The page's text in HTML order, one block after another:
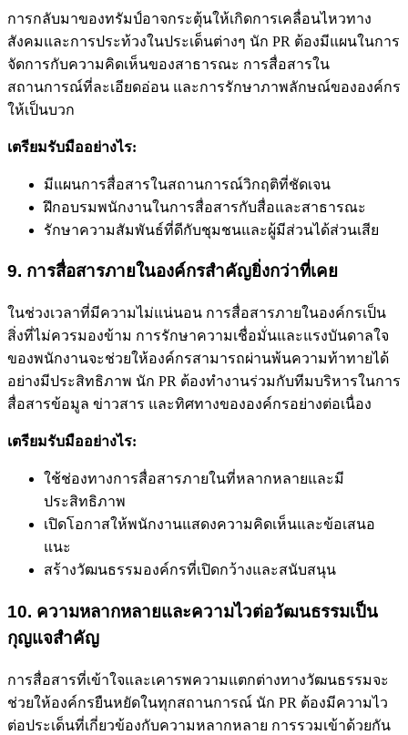
การกลับมาของทรัมป์อาจกระตุ้นให้เกิดการเคลื่อนไหวทาง
สังคมและการประท้วงในประเด็นต่างๆ นัก PR ต้องมีแผนในการ
จัดการกับความคิดเห็นของสาธารณะ การสื่อสารใน
สถานการณ์ที่ละเอียดอ่อน และการรักษาภาพลักษณ์ขององค์กร
ให้เป็นบวก
เตรียมรับมืออย่างไร:
มีแผนการสื่อสารในสถานการณ์วิกฤติที่ชัดเจน
ฝึกอบรมพนักงานในการสื่อสารกับสื่อและสาธารณะ
รักษาความสัมพันธ์ที่ดีกับชุมชนและผู้มีส่วนได้ส่วนเสีย
9. การสื่อสารภายในองค์กรสำคัญยิ่งกว่าที่เคย
ในช่วงเวลาที่มีความไม่แน่นอน การสื่อสารภายในองค์กรเป็น
สิ่งที่ไม่ควรมองข้าม การรักษาความเชื่อมั่นและแรงบันดาลใจ
ของพนักงานจะช่วยให้องค์กรสามารถผ่านพ้นความท้าทายได้
อย่างมีประสิทธิภาพ นัก PR ต้องทำงานร่วมกับทีมบริหารในการ
สื่อสารข้อมูล ข่าวสาร และทิศทางขององค์กรอย่างต่อเนื่อง
เตรียมรับมืออย่างไร:
ใช้ช่องทางการสื่อสารภายในที่หลากหลายและมี
ประสิทธิภาพ
เปิดโอกาสให้พนักงานแสดงความคิดเห็นและข้อเสนอ
แนะ
สร้างวัฒนธรรมองค์กรที่เปิดกว้างและสนับสนุน
10. ความหลากหลายและความไวต่อวัฒนธรรมเป็น
กุญแจสำคัญ
การสื่อสารที่เข้าใจและเคารพความแตกต่างทางวัฒนธรรมจะ
ช่วยให้องค์กรยืนหยัดในทุกสถานการณ์ นัก PR ต้องมีความไว
ต่อประเด็นที่เกี่ยวข้องกับความหลากหลาย การรวมเข้าด้วยกัน